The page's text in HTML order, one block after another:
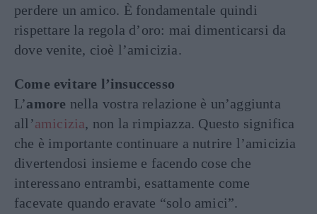
perdere un amico. È fondamentale quindi
rispettare la regola d’oro: mai dimenticarsi da
dove venite, cioè l’amicizia.
Come evitare l’insuccesso
L’amore nella vostra relazione è un’aggiunta
all’amicizia, non la rimpiazza. Questo significa
che è importante continuare a nutrire l’amicizia
divertendosi insieme e facendo cose che
interessano entrambi, esattamente come
facevate quando eravate “solo amici”.